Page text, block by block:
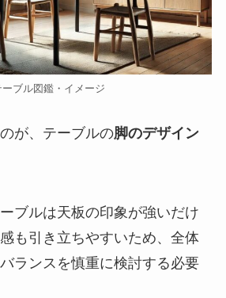
ーブル図鑑・イメージ
が、テーブルの脚のデザイン
ブルは天板の印象が強いだけ
も引き立ちやすいため、全体
ランスを慎重に検討する必要